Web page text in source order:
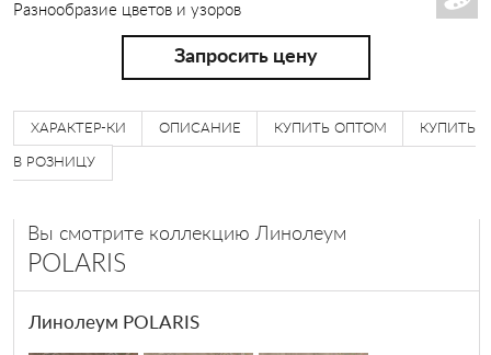
Разнообразие цветов и узоров
Запросить цену
ХАРАКТЕР-КИ ОПИСАНИЕ КУПИТЬ ОПТОМ КУПИТЬ
В РОЗНИЦУ
Вы смотрите коллекцию Линолеум
POLARIS
Линолеум POLARIS